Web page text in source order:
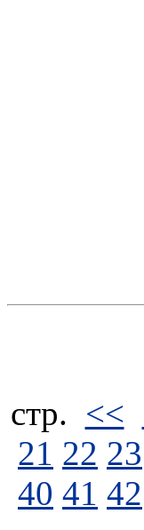
стp. <<
21 22 23
40 41 42